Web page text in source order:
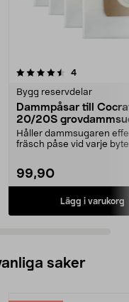
4recensioner
Bygg reservdelar
Dammpåsar till
20/20S
5-pack
Håller dammsugaren
fräsch påse vid varje
99,90
Lägg i varukorg
5.0 av 5 stjärnor
saker